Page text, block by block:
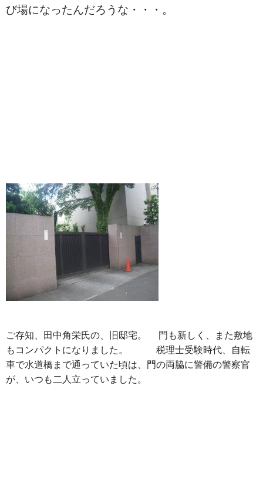
び場になったんだろうな・・・。
ご存知、田中角栄氏の、旧邸宅。
門も新しく、また敷地
もコンパクトになりました。
税理士受験時代、自転
車で水道橋まで通っていた頃は、門の両脇に警備の警察官
が、いつも二人立っていました。